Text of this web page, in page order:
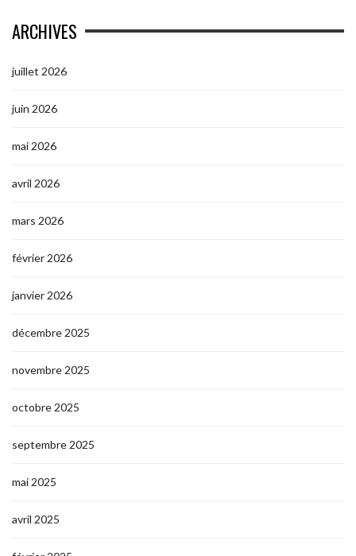
ARCHIVES
juillet 2026
juin 2026
mai 2026
avril 2026
mars 2026
février 2026
janvier 2026
décembre 2025
novembre 2025
octobre 2025
septembre 2025
mai 2025
avril 2025